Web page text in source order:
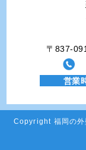
〒837-
営業
Copyright 福岡の